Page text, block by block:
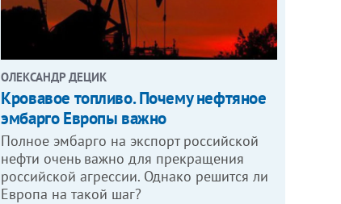
ОЛЕКСАНДР ДЕЦИК
Кровавое топливо. Почему нефтяное
эмбарго Европы важно
Полное эмбарго на экспорт российской
нефти очень важно для прекращения
российской агрессии. Однако решится ли
Европа на такой шаг?